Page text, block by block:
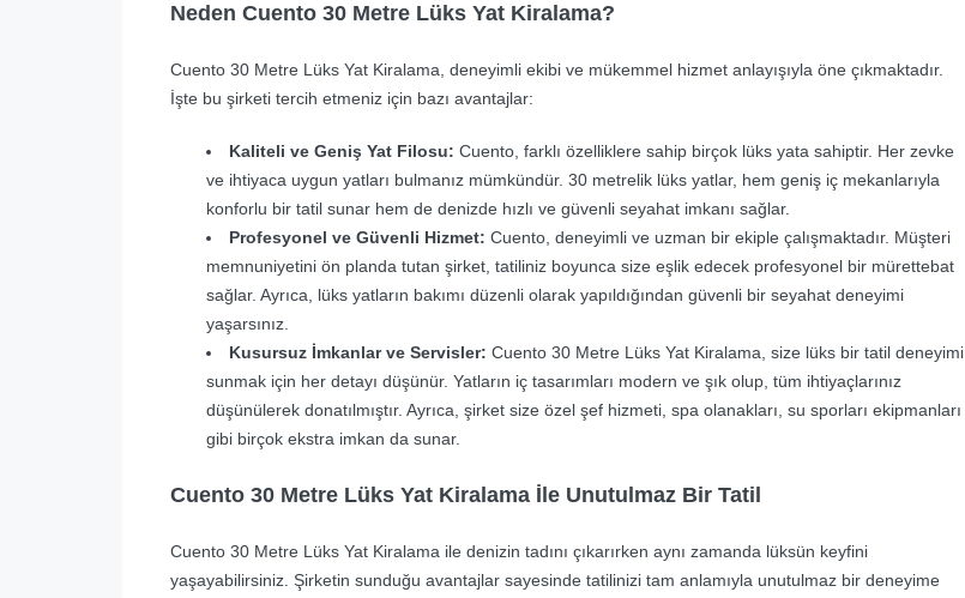
Neden Cuento 30 Metre Lüks Yat Kiralama?
Cuento 30 Metre Lüks Yat Kiralama, deneyimli ekibi ve mükemmel hizmet anlayışıyla öne çıkmaktadır.
İşte bu şirketi tercih etmeniz için bazı avantajlar:
Kaliteli ve Geniş Yat Filosu: Cuento, farklı özelliklere sahip birçok lüks yata sahiptir. Her zevke
ve ihtiyaca uygun yatları bulmanız mümkündür. 30 metrelik lüks yatlar, hem geniş iç mekanlarıyla
konforlu bir tatil sunar hem de denizde hızlı ve güvenli seyahat imkanı sağlar.
Profesyonel ve Güvenli Hizmet: Cuento, deneyimli ve uzman bir ekiple çalışmaktadır. Müşteri
memnuniyetini ön planda tutan şirket, tatiliniz boyunca size eşlik edecek profesyonel bir mürettebat
sağlar. Ayrıca, lüks yatların bakımı düzenli olarak yapıldığından güvenli bir seyahat deneyimi
yaşarsınız.
Kusursuz İmkanlar ve Servisler: Cuento 30 Metre Lüks Yat Kiralama, size lüks bir tatil deneyimi
sunmak için her detayı düşünür. Yatların iç tasarımları modern ve şık olup, tüm ihtiyaçlarınız
düşünülerek donatılmıştır. Ayrıca, şirket size özel şef hizmeti, spa olanakları, su sporları ekipmanları
gibi birçok ekstra imkan da sunar.
Cuento 30 Metre Lüks Yat Kiralama İle Unutulmaz Bir Tatil
Cuento 30 Metre Lüks Yat Kiralama ile denizin tadını çıkarırken aynı zamanda lüksün keyfini
yaşayabilirsiniz. Şirketin sunduğu avantajlar sayesinde tatilinizi tam anlamıyla unutulmaz bir deneyime